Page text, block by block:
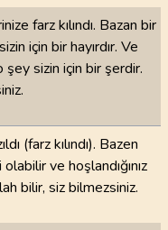
farz kılındı. Bazan bir
için bir hayırdır. Ve
sizin için bir şerdir.
(farz kılındı). Bazen
olabilir ve hoşlandığınız
bilir, siz bilmezsiniz.